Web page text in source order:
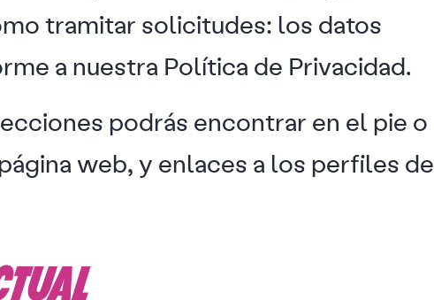
tramitar solicitudes: los datos
a nuestra Política de Privacidad.
podrás encontrar en el pie o
web, y enlaces a los perfiles de